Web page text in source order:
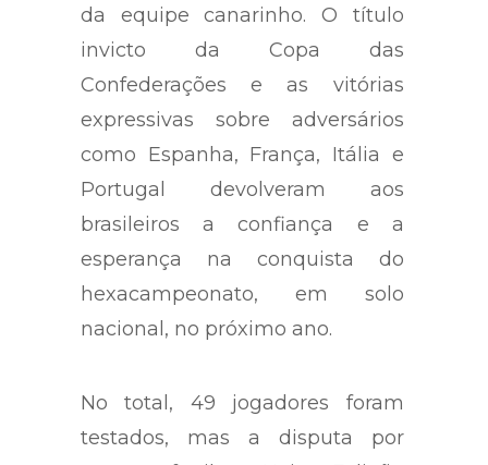
da equipe canarinho. O título
invicto da Copa das
Confederações e as vitórias
expressivas sobre adversários
como Espanha, França, Itália e
Portugal devolveram aos
brasileiros a confiança e a
esperança na conquista do
hexacampeonato, em solo
nacional, no próximo ano.
No total, 49 jogadores foram
testados, mas a disputa por